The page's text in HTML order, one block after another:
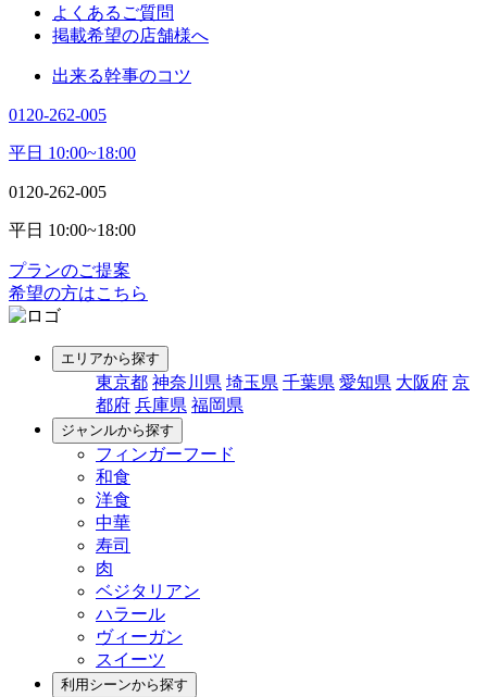
よくあるご質問
掲載希望の店舗様へ
出来る幹事のコツ
0120-262-005
平日 10:00~18:00
0120-262-005
平日 10:00~18:00
プランのご提案
希望の方はこちら
エリアから探す
東京都 神奈川県 埼玉県 千葉県 愛知県 大阪府 京
都府 兵庫県 福岡県
ジャンルから探す
フィンガーフード
和食
洋食
中華
寿司
肉
ベジタリアン
ハラール
ヴィーガン
スイーツ
利用シーンから探す